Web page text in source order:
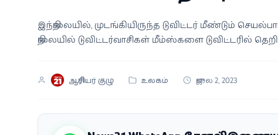
ஜோதிடம்
இந்நிலையில், முடங்கியிருந்த டுவிட்டர் மீண்டும்
நிலையில் டுவிட்டர்வாசிகள் மீம்ஸ்களை டுவிட்டரில்
ஆசிரியர் குழு உலகம் ஜுலை 2, 2023